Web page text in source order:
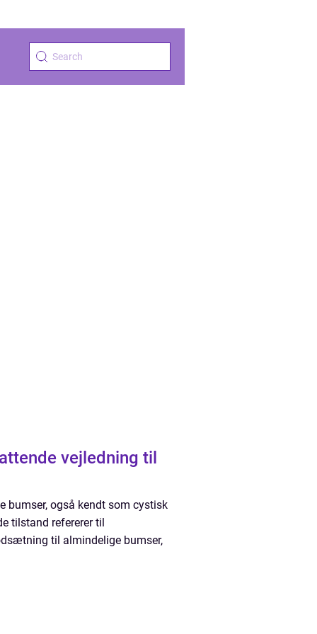
vejledning til
bumser, også kendt som cystisk
tilstand refererer til
til almindelige bumser,